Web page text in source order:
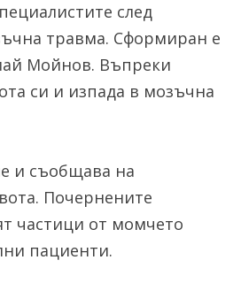
след
травма. Сформиран е
Мойнов. Въпреки
си и изпада в мозъчна
и съобщава на
Почернените
частици от момчето
пациенти.